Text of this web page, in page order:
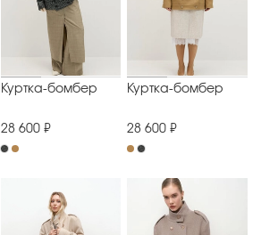
Куртка-бомбер
28 600 ₽
Куртка-бомбер
28 600 ₽